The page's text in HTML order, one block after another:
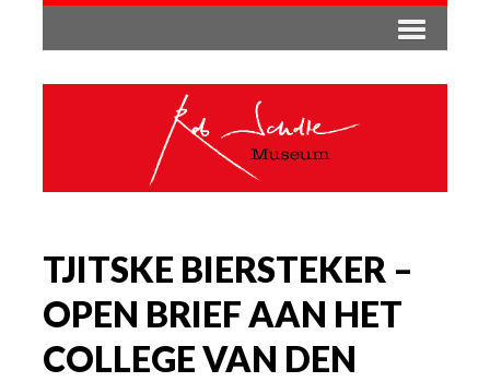
TJITSKE BIERSTEKER –
OPEN BRIEF AAN HET
COLLEGE VAN DEN